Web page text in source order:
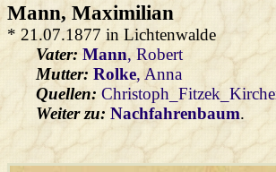
Mann, Maximilian
* 21.07.1877 in Lichtenwalde
Vater: Mann, Robert
Mutter: Rolke, Anna
Quellen:
Weiter zu: Nachfahrenbaum.